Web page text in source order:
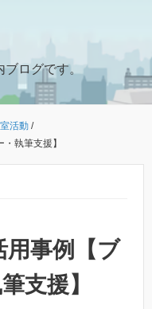
ログです。
活動 /
執筆支援】
事例【ブ
支援】